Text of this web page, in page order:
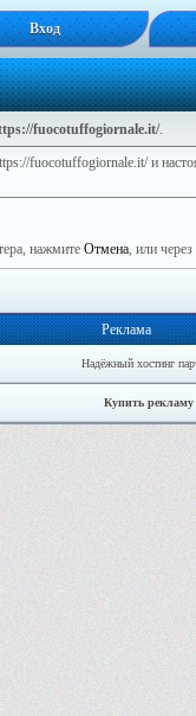
Вход
fuocotuffogiornale.it/.
fuocotuffogiornale.it/ и
нажмите Отмена, или через
Реклама
Надёжный хостинг
Купить рекламу